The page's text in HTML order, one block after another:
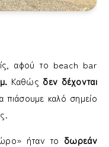
αφού το beach bar
Καθώς δεν δέχονται
πιάσουμε καλό σημείο
ήταν το δωρεάν